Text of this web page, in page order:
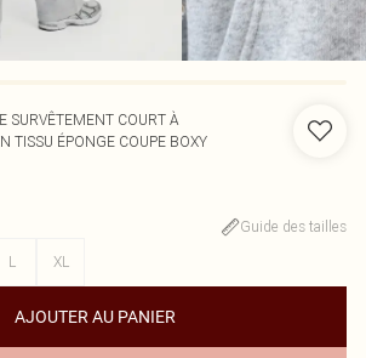
SURVÊTEMENT COURT À
TISSU ÉPONGE COUPE BOXY
Guide des tailles
L XL
AJOUTER AU PANIER